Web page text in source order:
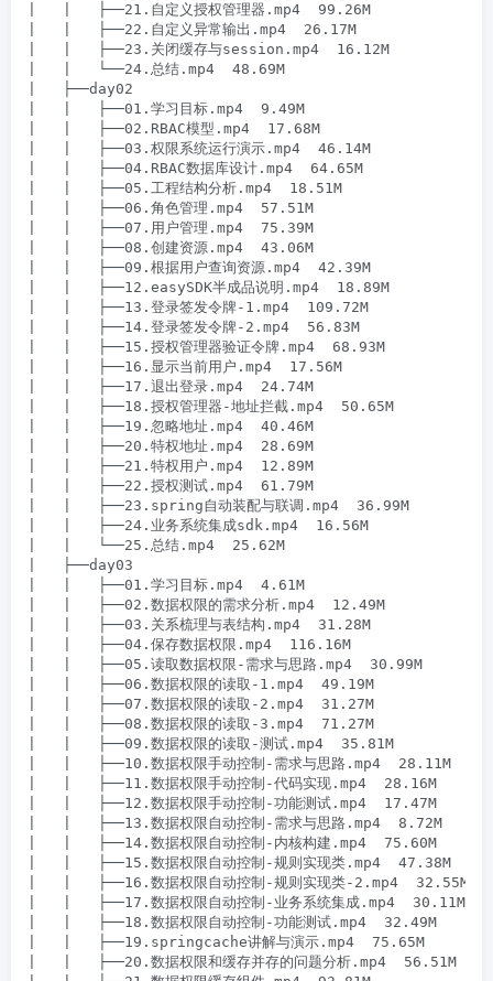
|   |   ├──21.自定义授权管理器.mp4  99.26M
|   |   ├──22.自定义异常输出.mp4  26.17M
|   |   ├──23.关闭缓存与session.mp4  16.12M
|   |   └──24.总结.mp4  48.69M
|   ├──day02
|   |   ├──01.学习目标.mp4  9.49M
|   |   ├──02.RBAC模型.mp4  17.68M
|   |   ├──03.权限系统运行演示.mp4  46.14M
|   |   ├──04.RBAC数据库设计.mp4  64.65M
|   |   ├──05.工程结构分析.mp4  18.51M
|   |   ├──06.角色管理.mp4  57.51M
|   |   ├──07.用户管理.mp4  75.39M
|   |   ├──08.创建资源.mp4  43.06M
|   |   ├──09.根据用户查询资源.mp4  42.39M
|   |   ├──12.easySDK半成品说明.mp4  18.89M
|   |   ├──13.登录签发令牌-1.mp4  109.72M
|   |   ├──14.登录签发令牌-2.mp4  56.83M
|   |   ├──15.授权管理器验证令牌.mp4  68.93M
|   |   ├──16.显示当前用户.mp4  17.56M
|   |   ├──17.退出登录.mp4  24.74M
|   |   ├──18.授权管理器-地址拦截.mp4  50.65M
|   |   ├──19.忽略地址.mp4  40.46M
|   |   ├──20.特权地址.mp4  28.69M
|   |   ├──21.特权用户.mp4  12.89M
|   |   ├──22.授权测试.mp4  61.79M
|   |   ├──23.spring自动装配与联调.mp4  36.99M
|   |   ├──24.业务系统集成sdk.mp4  16.56M
|   |   └──25.总结.mp4  25.62M
|   ├──day03
|   |   ├──01.学习目标.mp4  4.61M
|   |   ├──02.数据权限的需求分析.mp4  12.49M
|   |   ├──03.关系梳理与表结构.mp4  31.28M
|   |   ├──04.保存数据权限.mp4  116.16M
|   |   ├──05.读取数据权限-需求与思路.mp4  30.99M
|   |   ├──06.数据权限的读取-1.mp4  49.19M
|   |   ├──07.数据权限的读取-2.mp4  31.27M
|   |   ├──08.数据权限的读取-3.mp4  71.27M
|   |   ├──09.数据权限的读取-测试.mp4  35.81M
|   |   ├──10.数据权限手动控制-需求与思路.mp4  28.11M
|   |   ├──11.数据权限手动控制-代码实现.mp4  28.16M
|   |   ├──12.数据权限手动控制-功能测试.mp4  17.47M
|   |   ├──13.数据权限自动控制-需求与思路.mp4  8.72M
|   |   ├──14.数据权限自动控制-内核构建.mp4  75.60M
|   |   ├──15.数据权限自动控制-规则实现类.mp4  47.38M
|   |   ├──16.数据权限自动控制-规则实现类-2.mp4  32.55M
|   |   ├──17.数据权限自动控制-业务系统集成.mp4  30.11M
|   |   ├──18.数据权限自动控制-功能测试.mp4  32.49M
|   |   ├──19.springcache讲解与演示.mp4  75.65M
|   |   ├──20.数据权限和缓存并存的问题分析.mp4  56.51M